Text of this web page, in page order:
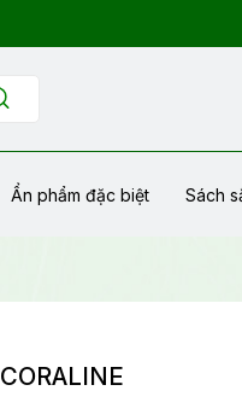
Ẩn phẩm đặc biệt Sách
CORALINE